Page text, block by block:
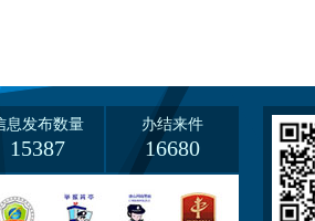
息发布数量
15387
办结来件
16680